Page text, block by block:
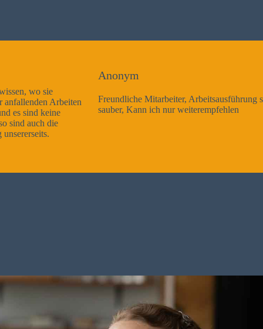
Freundliche Mitarbeiter, Arbeitsausführung sehr gut und sehr
sauber, Kann ich nur weiterempfehlen